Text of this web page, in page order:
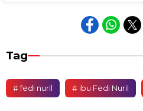
Tag
# fedi nuril # ibu Fedi Nuril